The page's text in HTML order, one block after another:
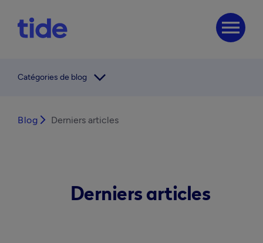
menu
Catégories de blog arrow_forward_ios
Blog arrow_forward_ios Derniers articles
Derniers articles